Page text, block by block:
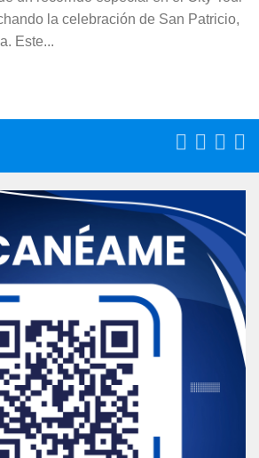
la celebración de San Patricio,
Este...